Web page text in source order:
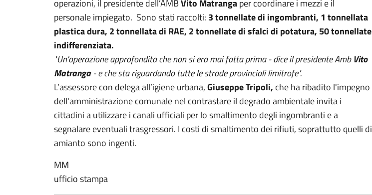
operazioni, il presidente dell’AMBVito Matrangaper coordinare i mezzi e il
personale impiegato. Sono stati raccolti: 3 tonnellate di ingombranti, 1 tonnellata
plastica dura, 2 tonnellata di RAE, 2 tonnellate di sfalci di potatura, 50 tonnellate
indifferenziata.
"Un'operazione approfondita che non si era mai fatta prima - dice il presidente AmbVito
Matranga- e che sta riguardando tutte le strade provinciali limitrofe".
L’assessore con delega all’igiene urbana,Giuseppe Tripoli, che ha ribadito l'impegno
dell'amministrazione comunale nel contrastare il degrado ambientale invita i
cittadini a utilizzare i canali ufficiali per lo smaltimento degli ingombranti e a
segnalare eventuali trasgressori. I costi di smaltimento dei rifiuti, soprattutto quelli di
amianto sono ingenti.
MM
ufficio stampa